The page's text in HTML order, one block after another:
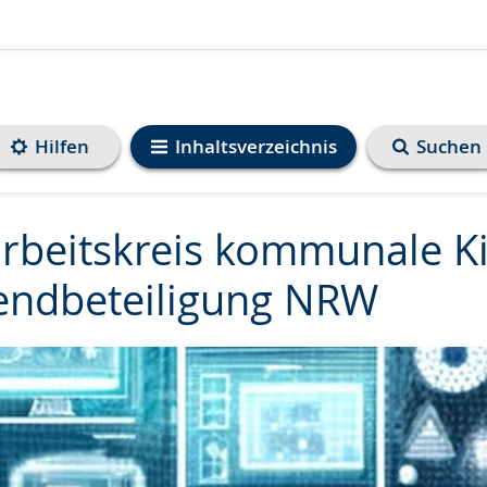
Inhaltsverzeichnis
Hilfen Suchen
kommunale
NRW